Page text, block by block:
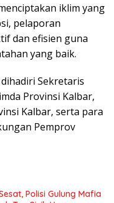
iklim yang
pelaporan
dan efisien guna
yang baik.
Sekretaris
Provinsi Kalbar,
Kalbar, serta para
Pemprov
Polisi Gulung Mafia